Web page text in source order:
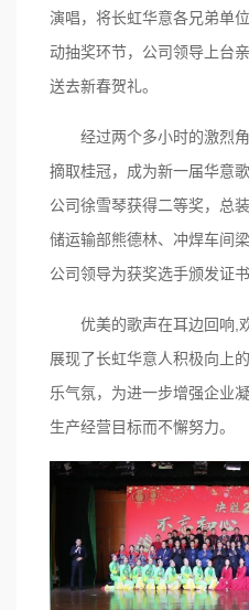
演唱，将长虹华意各兄弟单
动抽奖环节，公司领导上台
送去新春贺礼。
经过两个多小时的激烈
摘取桂冠，成为新一届华意
公司徐雪琴获得二等奖，总
储运输部熊德林、冲焊车间
公司领导为获奖选手颁发证
优美的歌声在耳边回响
展现了长虹华意人积极向上
乐气氛，为进一步增强企业
生产经营目标而不懈努力。